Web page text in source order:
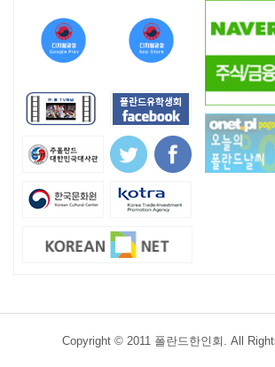
Copyright © 2011 폴란드한인회. All